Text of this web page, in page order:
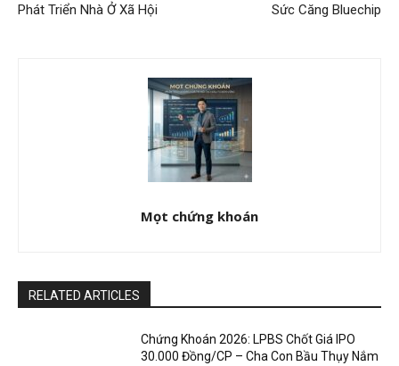
Phát Triển Nhà Ở Xã Hội
Sức Căng Bluechip
Mọt chứng khoán
RELATED ARTICLES
Chứng Khoán 2026: LPBS Chốt Giá IPO
30.000 Đồng/CP – Cha Con Bầu Thụy Nắm